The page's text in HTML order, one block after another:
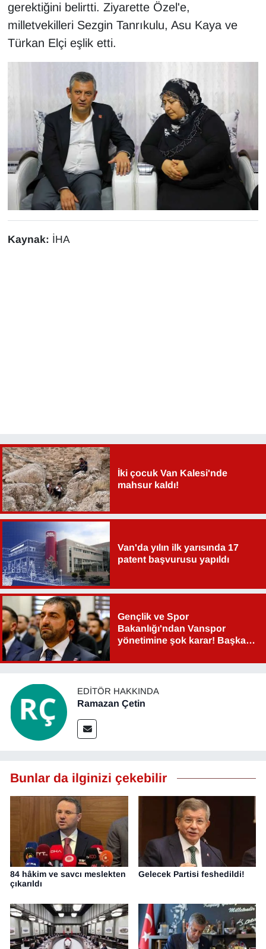
gerektiğini belirtti. Ziyarette Özel'e,
milletvekilleri Sezgin Tanrıkulu, Asu Kaya ve
Türkan Elçi eşlik etti.
Kaynak: İHA
İki çocuk Van Kalesi'nde
mahsur kaldı!
Van'da yılın ilk yarısında 17
patent başvurusu yapıldı
Gençlik ve Spor
Bakanlığı'ndan Vanspor
yönetimine şok karar! Başkan
EDITÖR HAKKINDA
Ramazan Çetin
Bunlar da ilginizi çekebilir
84 hâkim ve savcı meslekten
çıkarıldı
Gelecek Partisi feshedildi!
POLİTİKA
Resmi İlanlar
SAĞLIK
Seri İlan
Sinema - TV
SİYASET
SPOR